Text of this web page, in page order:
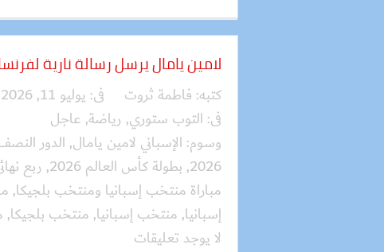
لامين يامال يرسل رسالة نارية
كتبه: فاطمة ثروت فى: يوليو 11, 2026
فى: التوب ستوري, رياضة, عاجل
وسوم: الإسباني لامين يامال, الدور
2026
, بطولة كأس العالم 2026 , ربع
مباراة منتخب إسبانيا ومنتخب بلجيكا,
إسبانيا, منتخب إسبانيا, منتخب بلجيكا,
لا يوجد تعليقات